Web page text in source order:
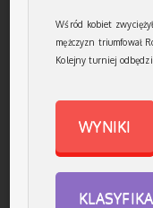
Wśród kobiet
mężczyzn triumfował
Kolejny turniej
WYNIKI